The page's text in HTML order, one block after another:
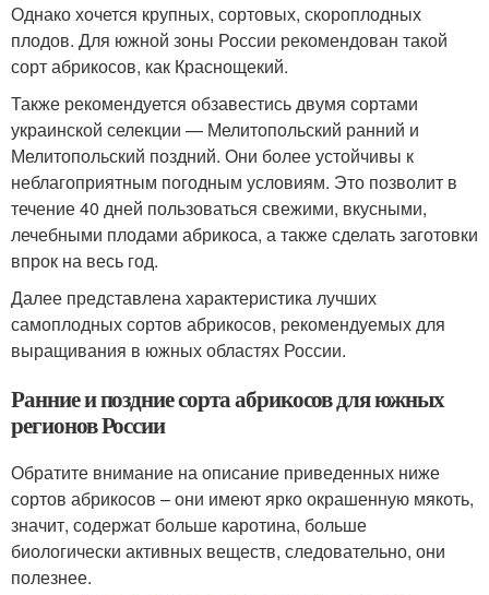
Однако хочется крупных, сортовых, скороплодных
плодов. Для южной зоны России рекомендован такой
сорт абрикосов, как Краснощекий.
Также рекомендуется обзавестись двумя сортами
украинской селекции — Мелитопольский ранний и
Мелитопольский поздний. Они более устойчивы к
неблагоприятным погодным условиям. Это позволит в
течение 40 дней пользоваться свежими, вкусными,
лечебными плодами абрикоса, а также сделать заготовки
впрок на весь год.
Далее представлена характеристика лучших
самоплодных сортов абрикосов, рекомендуемых для
выращивания в южных областях России.
Ранние и поздние сорта абрикосов для южных
регионов России
Обратите внимание на описание приведенных ниже
сортов абрикосов – они имеют ярко окрашенную мякоть,
значит, содержат больше каротина, больше
биологически активных веществ, следовательно, они
полезнее.